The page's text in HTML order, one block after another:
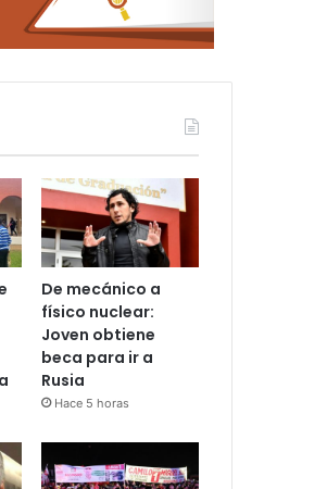
De mecánico a
físico nuclear:
Joven obtiene
beca para ir a
Rusia
Hace 5 horas